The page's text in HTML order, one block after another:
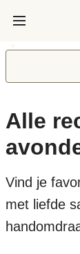
Alle
Vind je
met liefde